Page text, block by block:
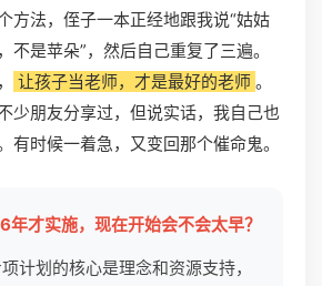
方法，侄子一本正经地跟我说“姑姑
不是苹朵”，然后自己重复了三遍。
让孩子当老师，才是最好的老师 。
少朋友分享过，但说实话，我自己也
有时候一着急，又变回那个催命鬼。
才实施，现在开始会不会太早？
计划的核心是理念和资源支持，